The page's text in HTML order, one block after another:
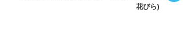
花びら)